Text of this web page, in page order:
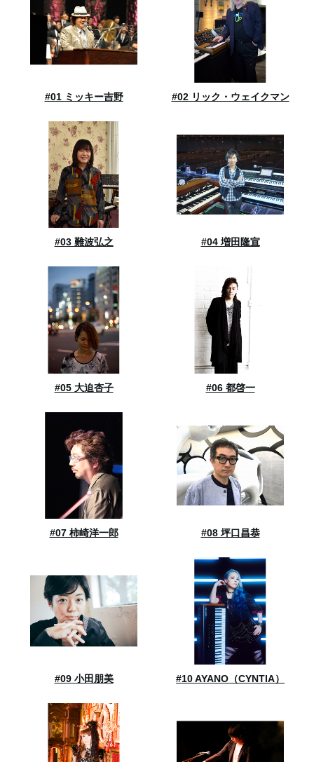
#01 ミッキー吉野 #02 リック・ウェイクマン
#03 難波弘之 #04 増田隆宣
#05 大迫杏子 #06 都啓一
#07 柿崎洋一郎 #08 坪口昌恭
#09 小田朋美 #10 AYANO（CYNTIA）